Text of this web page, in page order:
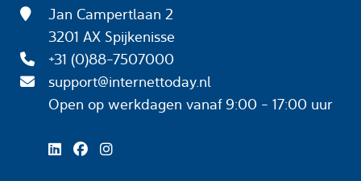
Jan Campertlaan 2
3201 AX Spijkenisse
+31 (0)88-7507000
support@internettoday.nl
Open op werkdagen
vanaf 9:00 - 17:00 uur